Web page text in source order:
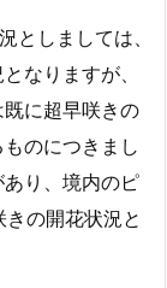
しましては、
なりますが、
に超早咲きの
のにつきまし
り、境内のピ
の開花状況と